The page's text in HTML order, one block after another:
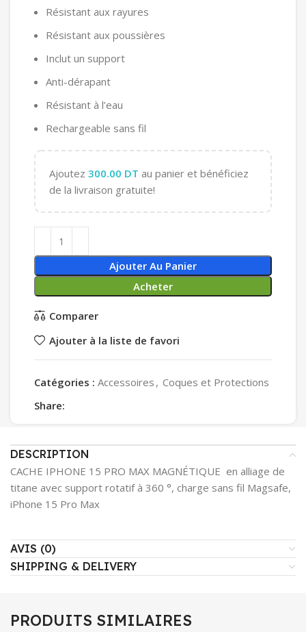
Résistant aux rayures
Résistant aux poussières
Inclut un support
Anti-dérapant
Résistant à l’eau
Rechargeable sans fil
Ajoutez 300.00 DT au panier et bénéficiez
de la livraison gratuite!
Ajouter Au Panier
Acheter
Comparer
Ajouter à la liste de favori
Catégories : Accessoires , Coques et Protections
Share:
DESCRIPTION
CACHE IPHONE 15 PRO MAX MAGNÉTIQUE en alliage de
titane avec support rotatif à 360 °, charge sans fil Magsafe,
iPhone 15 Pro Max
AVIS (0)
SHIPPING & DELIVERY
PRODUITS SIMILAIRES